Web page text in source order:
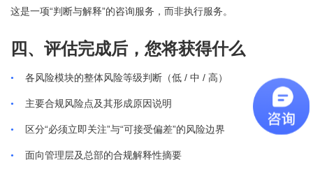
这是一项“判断与解释”的咨询服务，而非执行服务。
四、评估完成后，您将获得什么
• 各风险模块的整体风险等级判断（低 / 中 / 高）
• 主要合规风险点及其形成原因说明
• 区分“必须立即关注”与“可接受偏差”的风险边界
• 面向管理层及总部的合规解释性摘要